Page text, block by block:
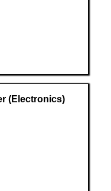
(Electronics)